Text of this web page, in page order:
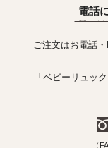
電話
ご注文はお電話
「ベビーリュッ
（